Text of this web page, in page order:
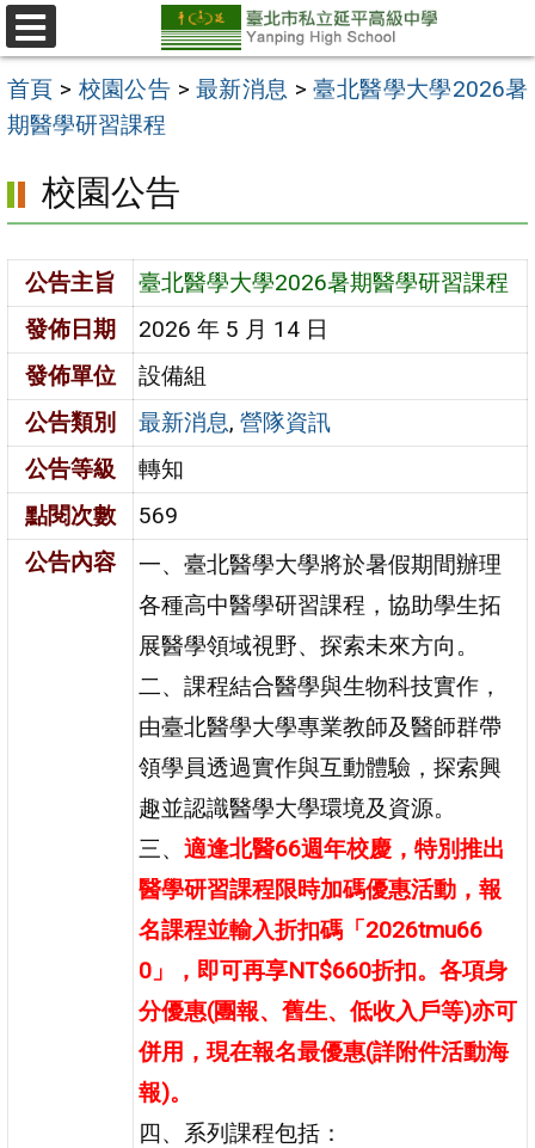
跳
至
主
要
區
選
單
首頁 > 校園公告 > 最新消息 >臺北醫學大學2026暑
期醫學研習課程
校園公告
公告主旨
臺北醫學大學2026暑期醫學研習課程
發佈日期
2026 年 5 月 14 日
發佈單位
設備組
公告類別
最新消息,營隊資訊
公告等級
轉知
點閱次數
569
公告內容
一、臺北醫學大學將於暑假期間辦理
各種高中醫學研習課程，協助學生拓
展醫學領域視野、探索未來方向。
二、課程結合醫學與生物科技實作，
由臺北醫學大學專業教師及醫師群帶
領學員透過實作與互動體驗，探索興
趣並認識醫學大學環境及資源。
三、適逢北醫66週年校慶，特別推出
醫學研習課程限時加碼優惠活動，報
名課程並輸入折扣碼「2026tmu66
0」，即可再享NT$660折扣。各項身
分優惠(團報、舊生、低收入戶等)亦可
併用，現在報名最優惠(詳附件活動海
報)。
四、系列課程包括：